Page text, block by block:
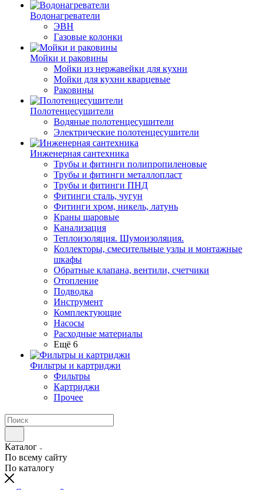
Водонагреватели
ЭВН
Газовые колонки
Мойки и раковины
Мойки из нержавейки для кухни
Мойки для кухни кварцевые
Раковины
Полотенцесушители
Водяные полотенцесушители
Электрические полотенцесушители
Инженерная сантехника
Трубы и фитинги полипропиленовые
Трубы и фитинги металлопласт
Трубы и фитинги ПНД
Фитинги сталь, чугун
Фитинги хром, никель, латунь
Краны шаровые
Канализация
Теплоизоляция. Шумоизоляция.
Коллекторы, смесительные узлы и монтажные
шкафы
Обратные клапана, вентили, счетчики
Отопление
Подводка
Инструмент
Комплектующие
Насосы
Расходные материалы
Ещё 6
Фильтры и картриджи
Фильтры
Картриджи
Прочее
Каталог
По всему сайту
По каталогу